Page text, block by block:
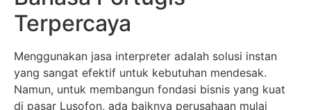
Terpercaya
Menggunakan jasa interpreter adalah solusi instan
yang sangat efektif untuk kebutuhan mendesak.
Namun, untuk membangun fondasi bisnis yang kuat
di pasar Lusofon, ada baiknya perusahaan mulai